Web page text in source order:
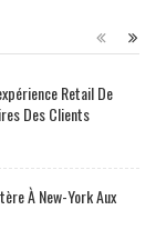
Retail De
Des Clients
À New-York Aux